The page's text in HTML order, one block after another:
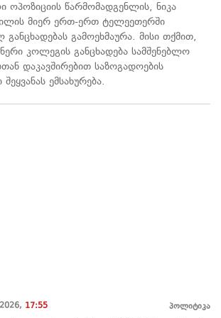
ოპოზიციის წარმომადგენლის, ნიკა
მიერ ერთ-ერთ ტელეეთერში
განცხადებას გამოეხმაურა. მისი თქმით,
კოლეგის განცხადება სამშენებლო
დაკავშირებით საზოგადოების
ემსახურება.
17:55 პოლიტიკა